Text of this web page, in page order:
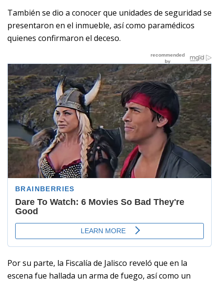
También se dio a conocer que unidades de seguridad se
presentaron en el inmueble, así como paramédicos
quienes confirmaron el deceso.
Por su parte, la Fiscalía de Jalisco reveló que en la
escena fue hallada un arma de fuego, así como un